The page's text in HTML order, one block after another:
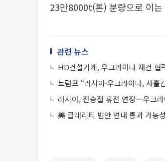
23만8000t(톤) 분량으로 이
관련 뉴스
HD건설기계, 우크라이나 재건
트럼프 “러시아·우크라이나, 사
러시아, 전승절 휴전 연장⋯우크
美 클래리티 법안 연내 통과 가능